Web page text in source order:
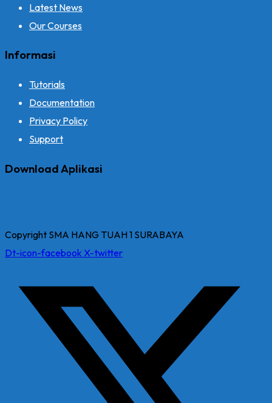
Latest News
Our Courses
Informasi
Tutorials
Documentation
Privacy Policy
Support
Download Aplikasi
Copyright SMA HANG TUAH 1 SURABAYA
Dt-icon-facebook X-twitter